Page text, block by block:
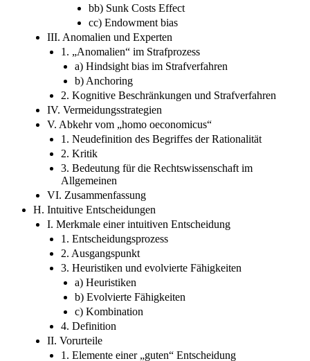
bb) Sunk Costs Effect
cc) Endowment bias
III. Anomalien und Experten
1. „Anomalien“ im Strafprozess
a) Hindsight bias im Strafverfahren
b) Anchoring
2. Kognitive Beschränkungen und Strafverfahren
IV. Vermeidungsstrategien
V. Abkehr vom „homo oeconomicus“
1. Neudefinition des Begriffes der Rationalität
2. Kritik
3. Bedeutung für die Rechtswissenschaft im
Allgemeinen
VI. Zusammenfassung
H. Intuitive Entscheidungen
I. Merkmale einer intuitiven Entscheidung
1. Entscheidungsprozess
2. Ausgangspunkt
3. Heuristiken und evolvierte Fähigkeiten
a) Heuristiken
b) Evolvierte Fähigkeiten
c) Kombination
4. Definition
II. Vorurteile
1. Elemente einer „guten“ Entscheidung